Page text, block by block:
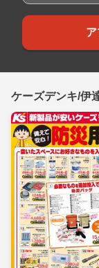
ケーズデンキ/伊